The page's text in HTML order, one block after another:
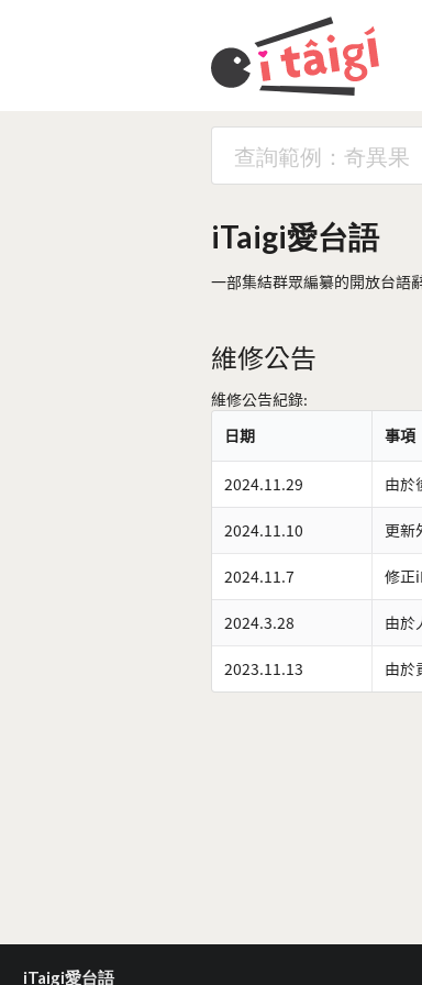
iTaigi愛台語
一部集結群眾編纂的開放台語
維修公告
維修公告紀錄:
日期
事項
2024.11.29 由於
2024.11.10 更新
2024.11.7 修正
2024.3.28 由於
2023.11.13 由於
iTaigi愛台語